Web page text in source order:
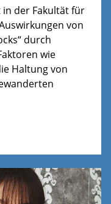
der Fakultät für
von
durch
wie
Haltung von